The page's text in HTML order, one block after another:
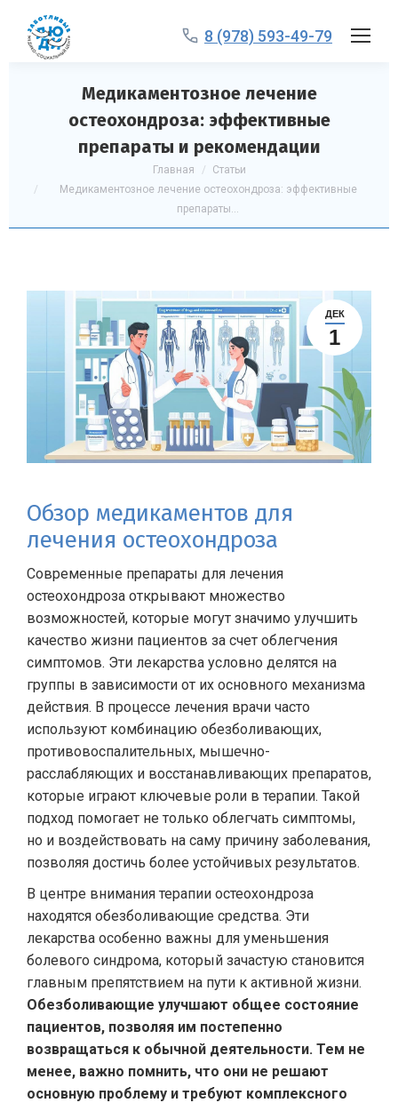
8 (978) 593-49-79
Медикаментозное лечение
остеохондроза: эффективные
препараты и рекомендации
Главная
Статьи
Медикаментозное лечение остеохондроза: эффективные
препараты…
ДЕК
1
Обзор медикаментов для
лечения остеохондроза
Современные препараты для лечения
остеохондроза открывают множество
возможностей, которые могут значимо улучшить
качество жизни пациентов за счет облегчения
симптомов. Эти лекарства условно делятся на
группы в зависимости от их основного механизма
действия. В процессе лечения врачи часто
используют комбинацию обезболивающих,
противовоспалительных, мышечно-
расслабляющих и восстанавливающих препаратов,
которые играют ключевые роли в терапии. Такой
подход помогает не только облегчать симптомы,
но и воздействовать на саму причину заболевания,
позволяя достичь более устойчивых результатов.
В центре внимания терапии остеохондроза
находятся обезболивающие средства. Эти
лекарства особенно важны для уменьшения
болевого синдрома, который зачастую становится
главным препятствием на пути к активной жизни.
Обезболивающие улучшают общее состояние
пациентов, позволяя им постепенно
возвращаться к обычной деятельности. Тем не
менее, важно помнить, что они не решают
основную проблему и требуют комплексного